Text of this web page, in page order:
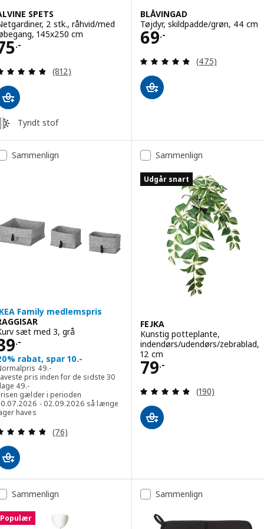
SPETS
2 stk., råhvid/med
145x250 cm
.- 75.-
Anmeld: 4.8 ud af 5 Stjerner. Anmeldelser i alt:
(812)
Tyndt stof
BLÅVINGAD
Tøjdyr, skildpadde/grøn, 44 cm
69.-
Pris 69.-
Anmeld: 4.8 ud
(475)
Sammenlign
Family medlemspris
sæt med 3, grå
.- 39.-
rabat, spar 10.-
49.-
Normalpris 49.-
pris inden for de sidste 30
49.-
Laveste pris inden for de sidste 30 dage 49.-
gælder i perioden
- 02.09.2026 så længe
haves
Anmeld: 4.8 ud af 5 Stjerner. Anmeldelser i alt:
(76)
Sammenlign
Udgår snart
FEJKA
Kunstig potteplante,
indendørs/udendørs/zebrablad,
12 cm
79.-
Pris 79.-
Anmeld: 4.8 ud
(190)
Sammenlign
Populær
Sammenlign